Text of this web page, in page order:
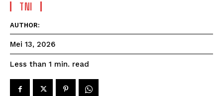
TNI
AUTHOR:
Mei 13, 2026
Less than 1 min. read